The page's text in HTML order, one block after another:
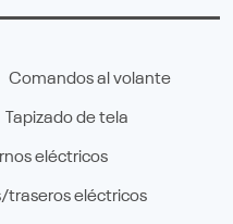
Comandos al volante
Tapizado de tela
eléctricos
traseros eléctricos